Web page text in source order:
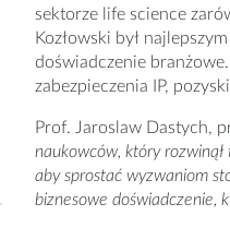
sektorze life science
Kozłowski był
doświadczenie
zabezpieczenia IP,
Prof. Jaroslaw Dastych,
naukowców, który
aby sprostać wyzwaniom
biznesowe doświadczenie,